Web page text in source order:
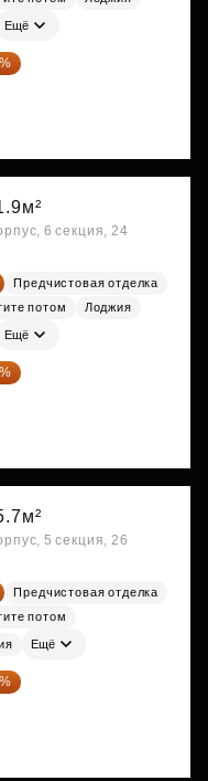
Ещё
6 секция, 24
Предчистовая отделка
потом
Лоджия
Ещё
5 секция, 26
Предчистовая отделка
потом
Ещё